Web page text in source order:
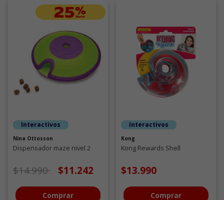
Interactivos
Nina Ottosson
Dispensador maze nivel 2
Precio de oferta desde
$14.990a $11.242
Comprar
Interactivos
Kong
Kong Rewards Shell
$13.990
Comprar